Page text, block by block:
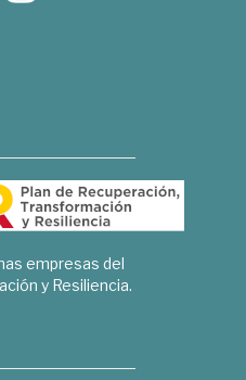
empresas del
y Resiliencia.